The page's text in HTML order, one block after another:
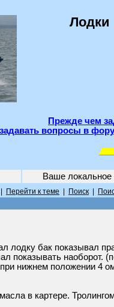
Лодки
Прежде чем
вопросы в
Ваше
Перейти к теме Поиск
лодку бак показывал
показывать
нижнем положении 4
в картере.